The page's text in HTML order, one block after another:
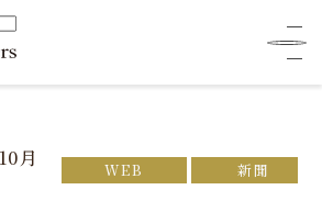
載
経済新聞/学んでお得「リタイア後のお
護は？住居は？」
月
WEB 新聞